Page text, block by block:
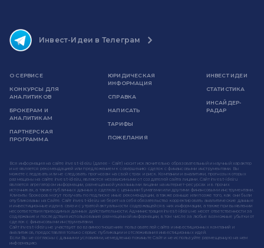
Инвест-Идеи в Телеграм
О СЕРВИСЕ
КОНКУРСЫ ДЛЯ
АНАЛИТИКОВ
БРОКЕРАМ И
АНАЛИТИКАМ
ПАРТНЕРСКАЯ
ПРОГРАММА
ЮРИДИЧЕСКАЯ
ИНФОРМАЦИЯ
СПРАВКА
НАПИСАТЬ
ТАРИФЫ
ПОЖЕЛАНИЯ
ИНВЕСТ ИДЕИ
СТАТИСТИКА
ИНСАЙДЕР-
РАДАР
Вся информация на сайте invest-idei.ru (далее - Сайт) носит исключительно образовательный и научный характер
и не является рекомендацией или предложением к совершению сделок с финансовыми инструментами. Вы
можете следовать или не следовать прогнозам на свой страх и риск. Компании и аналитики, прогнозы которых
размещены на сайте invest-idei.ru, являются независимыми от создателей сайта лицами. Сайт invest-idei.ru
является агрегатором информации, размещенной указанными лицами на интернет-ресурсах и в прочих
источниках, а также публичных данных о сделках с ценными бумагами или другими финансовыми инструментами.
Клиенты брокеров могут получать по подписке иные рекомендации, а также раньше или позже того, как они были
опубликованы на Сайте. Сайт invest-idei.ru не берет на себя обязательство корректировать аналитические данные
и инвестиционные идеи в связи с утратой актуальности содержащейся в них информации, а также при выявлении
несоответствия приводимых данных действительности. Администрация invest-idei.ru не несет ответственности за
содержание и последствия использования размещенной информации, в том числе за любые возможные убытки от
сделок с финансовыми инструментами.
Сайт invest-idei.ru не участвует во взаимоотношениях пользователей сайта и инвестиционных компаний и
аналитиков, предоставляя только сервис публикации и отслеживания инвестиционных идей.
Если Вы не согласны с данными условиями, немедленно покиньте Сайт и не используйте размещенную на нем
информацию.